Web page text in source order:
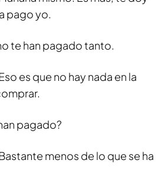
pago yo.
te han pagado tanto.
es que no hay nada en la
pagado?
menos de lo que se ha